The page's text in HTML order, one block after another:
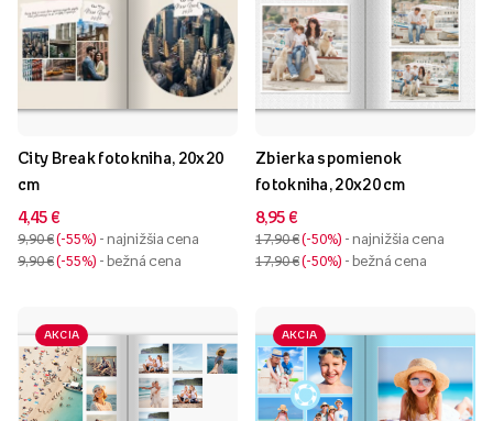
City Break fotokniha, 20x20
cm
4,45 €
9,90 € -55% - najnižšia cena
9,90 € -55% - bežná cena
Zbierka spomienok
fotokniha, 20x20 cm
8,95 €
17,90 € -50% - najnižšia cena
17,90 € -50% - bežná cena
AKCIA AKCIA